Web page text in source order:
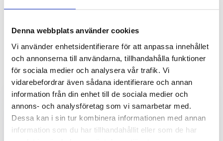
Denna webbplats använder cookies
Vi använder enhetsidentifierare för att anpassa innehållet
och annonserna till användarna, tillhandahålla funktioner
för sociala medier och analysera vår trafik. Vi
vidarebefordrar även sådana identifierare och annan
information från din enhet till de sociala medier och
annons- och analysföretag som vi samarbetar med.
Dessa kan i sin tur kombinera informationen med annan
information som du har tillhandahållit eller som de har
Fler projekt vi levererat
teknik till är…